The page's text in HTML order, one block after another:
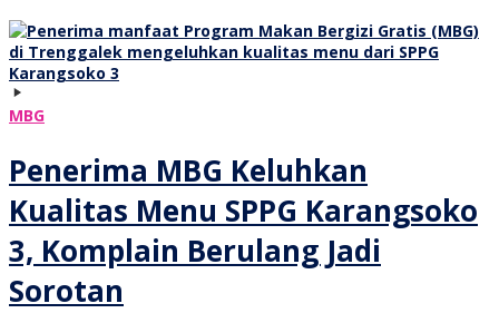
MBG
Penerima MBG Keluhkan
Kualitas Menu SPPG Karangsoko
3, Komplain Berulang Jadi
Sorotan